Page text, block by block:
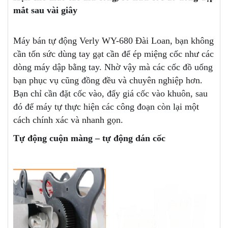
mắt sau vài giây
Máy bán tự động Verly WY-680 Đài Loan, bạn không
cần tốn sức dùng tay gạt cần để ép miệng cốc như các
dòng máy dập bằng tay. Nhờ vậy mà các cốc đồ uống
bạn phục vụ cũng đồng đều và chuyên nghiệp hơn.
Bạn chỉ cần đặt cốc vào, đẩy giá cốc vào khuôn, sau
đó để máy tự thực hiện các công đoạn còn lại một
cách chính xác và nhanh gọn.
Tự động cuộn màng – tự động dán cốc